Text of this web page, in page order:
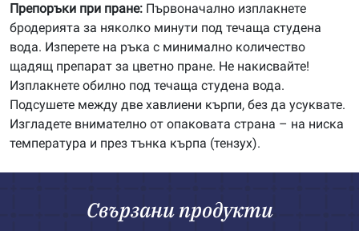
Препоръки при пране: Първоначално изплакнете
бродерията за няколко минути под течаща студена
вода. Изперете на ръка с минимално количество
щадящ препарат за цветно пране. Не накисвайте!
Изплакнете обилно под течаща студена вода.
Подсушете между две хавлиени кърпи, без да усуквате.
Изгладете внимателно от опаковата страна – на ниска
температура и през тънка кърпа (тензух).
Свързани продукти